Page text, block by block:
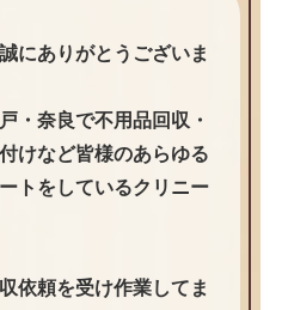
にありがとうございま
・奈良で不用品回収・
けなど皆様のあらゆる
トをしているクリニー
依頼を受け作業してま